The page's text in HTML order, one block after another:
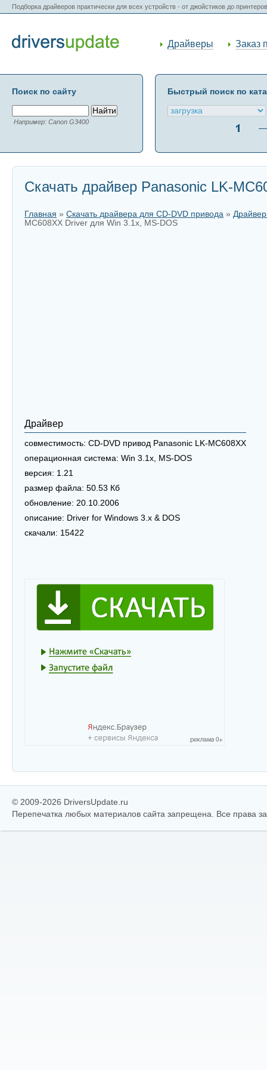
Подборка драйверов практически для всех устройств - от джойстиков до
Драйверы Заказ
Поиск по сайту
Например: Canon G3400
Быстрый поиск по
Скачать драйвер Panasonic LK-
Главная » Скачать драйвера для CD-DVD привода »
MC608XX Driver для Win 3.1x, MS-DOS
Драйвер
совместимость: CD-DVD привод Panasonic LK-MC608XX
операционная система: Win 3.1x, MS-DOS
версия: 1.21
размер файла: 50.53 Кб
обновление: 20.10.2006
описание: Driver for Windows 3.x & DOS
скачали: 15422
© 2009-2026 DriversUpdate.ru
Перепечатка любых материалов сайта запрещена. Все права